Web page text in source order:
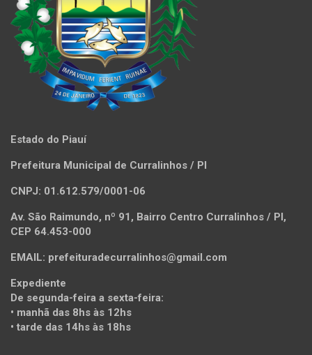
Estado do Piauí
Prefeitura Municipal de Curralinhos / PI
CNPJ: 01.612.579/0001-06
Av. São Raimundo, nº 91, Bairro Centro Curralinhos / PI,
CEP 64.453-000
EMAIL: prefeituradecurralinhos@gmail.com
Expediente
De segunda-feira a sexta-feira:
• manhã das 8hs às 12hs
• tarde das 14hs às 18hs